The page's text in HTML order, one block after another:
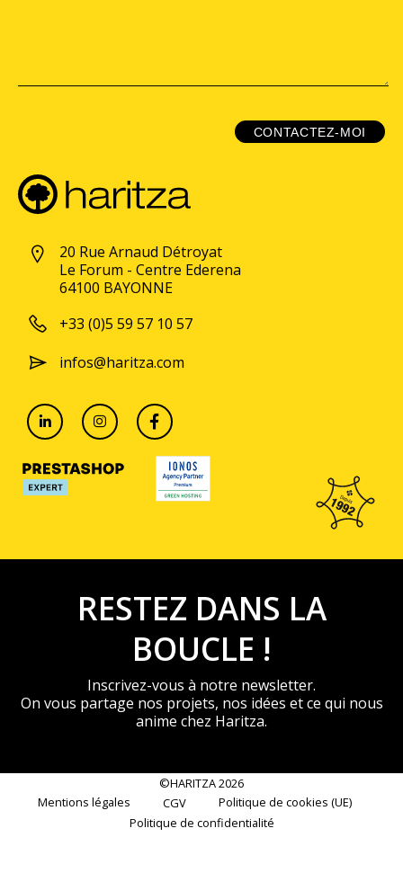
20 Rue Arnaud Détroyat
Le Forum - Centre Ederena
64100 BAYONNE
+33 (0)5 59 57 10 57
infos@haritza.com
CONTACTEZ-MOI
RESTEZ DANS LA
BOUCLE !
Inscrivez-vous à notre newsletter.
On vous partage nos projets, nos idées et ce qui nous
anime chez Haritza.
©HARITZA 2026
Mentions légales
CGV
Politique de cookies (UE)
Politique de confidentialité